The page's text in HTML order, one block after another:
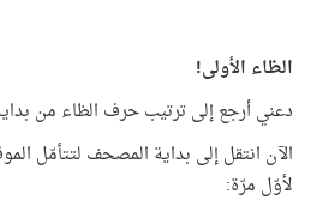
الظاء الأولى!
دعني أرجع إلى ترتيب حرف الظاء من بداية
الآن انتقل إلى بداية المصحف لتتأمّل
لأوّل مرّة: